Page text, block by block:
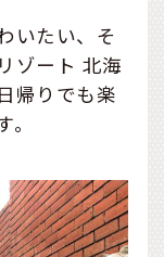
いたい、そ
ゾート 北海
帰りでも楽